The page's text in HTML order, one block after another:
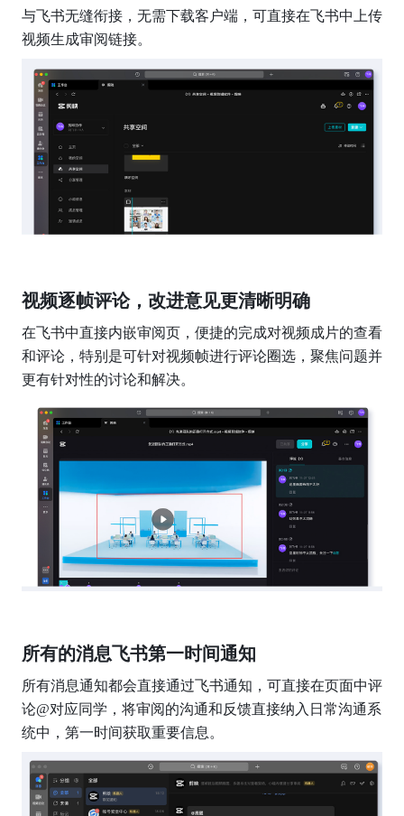
与飞书无缝衔接，无需下载客户端，可直接在飞书中上传
视频生成审阅链接。
视频逐帧评论，改进意见更清晰明确
在飞书中直接内嵌审阅页，便捷的完成对视频成片的查看
和评论，特别是可针对视频帧进行评论圈选，聚焦问题并
更有针对性的讨论和解决。
所有的消息飞书第一时间通知
所有消息通知都会直接通过飞书通知，可直接在页面中评
论@对应同学，将审阅的沟通和反馈直接纳入日常沟通系
统中，第一时间获取重要信息。